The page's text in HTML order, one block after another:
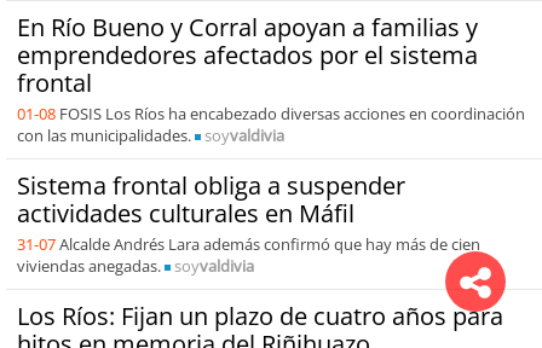
En Río Bueno y Corral apoyan a familias y
emprendedores afectados por el sistema
frontal
01-08 FOSIS Los Ríos ha encabezado diversas acciones en coordinación
con las municipalidades.
soyvaldivia
Sistema frontal obliga a suspender
actividades culturales en Máfil
31-07Alcalde Andrés Lara además confirmó que hay más de cien
viviendas anegadas.
soyvaldivia
Los Ríos: Fijan un plazo de cuatro años para